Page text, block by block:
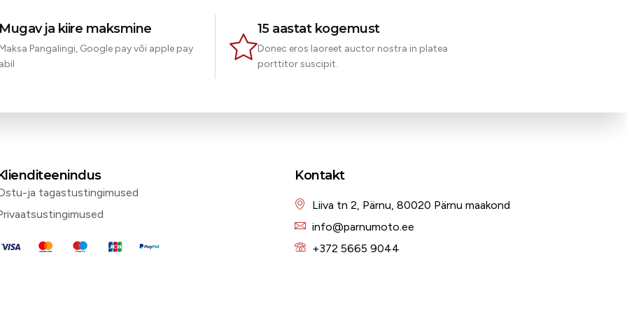
ja kiire maksmine
Pangalingi, Google pay või apple pay
15 aastat kogemust
Donec eros laoreet auctor nostra in platea
porttitor suscipit.
ja tagastustingimused
Kontakt
Liiva tn 2, Pärnu, 80020 Pärnu maakond
info@parnumoto.ee
+372 5665 9044